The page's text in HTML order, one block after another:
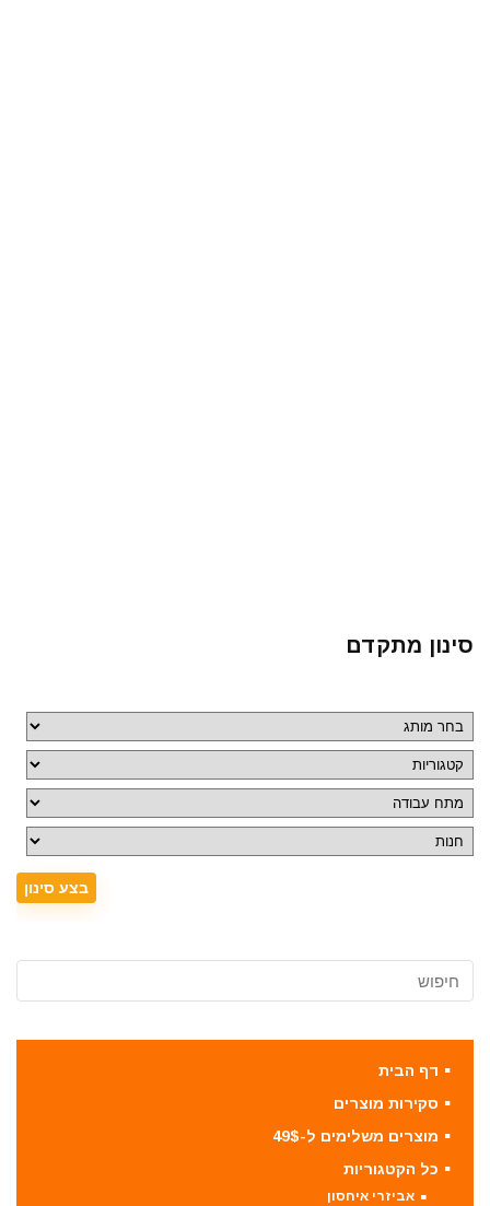
סינון מתקדם
דף הבית
סקירות מוצרים
מוצרים משלימים ל-49$
כל הקטגוריות
אביזרי איחסון